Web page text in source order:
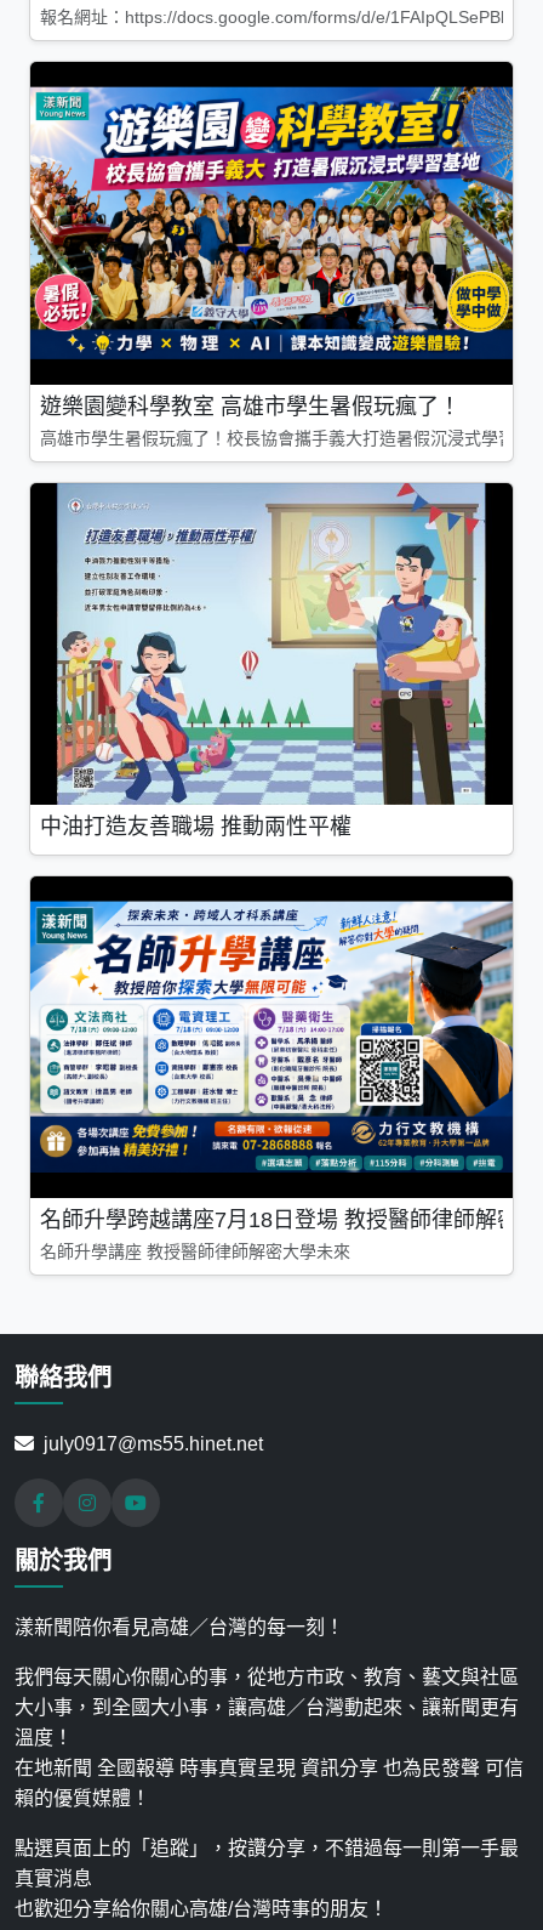
報名網址：https://docs.google.com/forms/d/e/
遊樂園變科學教室 高雄市學生暑假玩瘋了！
高雄市學生暑假玩瘋了！校長協會攜手義大打造暑假沉浸式學習基
中油打造友善職場 推動兩性平權
名師升學跨越講座7月18日登場 教授醫師律師解密
名師升學講座 教授醫師律師解密大學未來
聯絡我們
july0917@ms55.hinet.net
關於我們
漾新聞陪你看見高雄／台灣的每一刻！
我們每天關心你關心的事，從地方市政、教育、藝文與社區
大小事，到全國大小事，讓高雄／台灣動起來、讓新聞更有
溫度！
在地新聞 全國報導 時事真實呈現 資訊分享 也為民發聲 可信
賴的優質媒體！
點選頁面上的「追蹤」，按讚分享，不錯過每一則第一手最
真實消息
也歡迎分享給你關心高雄/台灣時事的朋友！